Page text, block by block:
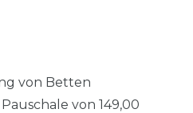
von Betten
von 149,00